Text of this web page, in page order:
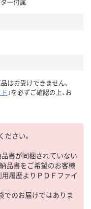
はお受けできません。
」を必ずご確認の上、お
さい。
品書が同梱されていない
品書をご希望のお客様
用履歴よりＰＤＦファイ
でのお届けではありま